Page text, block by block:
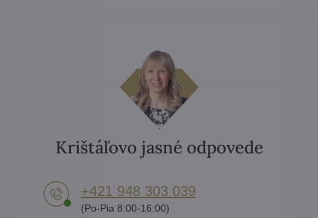
Krištáľovo jasné odpovede
+421 948 303 039
(Po-Pia 8:00-16:00)